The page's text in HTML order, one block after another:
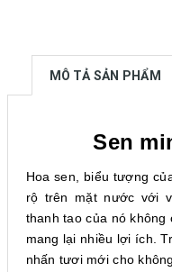
MÔ TẢ SẢN PHẨM
Sen
Hoa sen, biểu tượng
rộ trên mặt nước với
thanh tao của nó
mang lại nhiều lợi ích.
nhấn tươi mới cho